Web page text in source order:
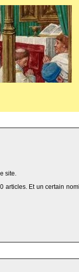
site.
Et un certain